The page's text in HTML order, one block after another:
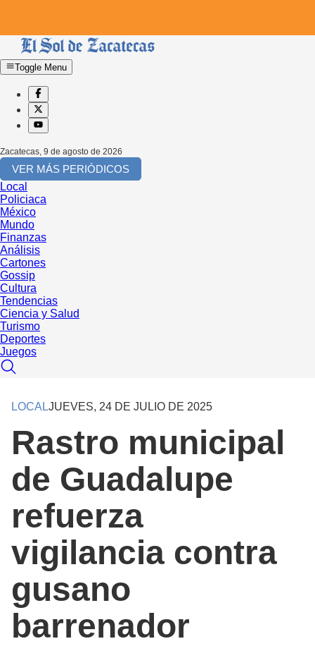
Toggle Menu
Zacatecas, 9 de agosto de 2026
VER MÁS PERIÓDICOS
Local
Policiaca
México
Mundo
Finanzas
Análisis
Cartones
Gossip
Cultura
Tendencias
Ciencia y Salud
Turismo
Deportes
Juegos
LOCALJUEVES, 24 DE JULIO DE 2025
Rastro municipal
de Guadalupe
refuerza
vigilancia contra
gusano
barrenador